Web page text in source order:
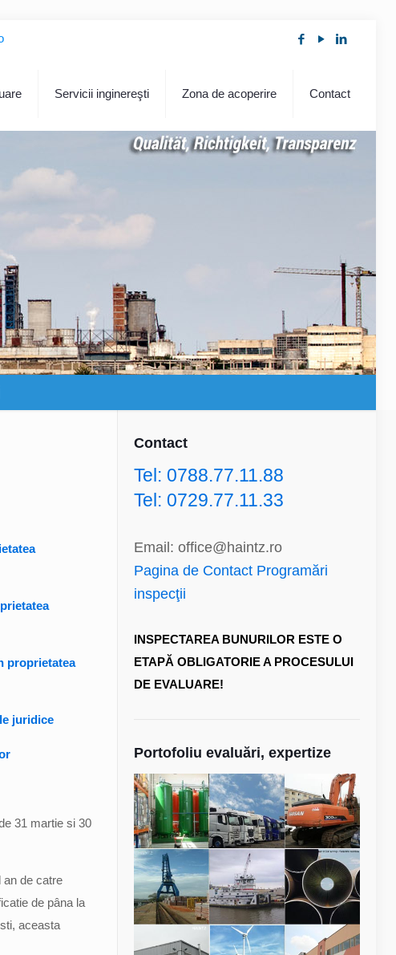
Servicii inginereşti Zona de acoperire Contact
proprietatea
juridice
31 martie si 30
an de catre
de pâna la
aceasta
Contact
Tel: 0788.77.11.88
Tel: 0729.77.11.33
Email: office@haintz.ro
Pagina de Contact Programări
inspecţii
INSPECTAREA BUNURILOR ESTE O
ETAPĂ OBLIGATORIE A PROCESULUI
DE EVALUARE!
Portofoliu evaluări, expertize